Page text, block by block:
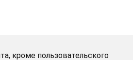
кроме пользовательского